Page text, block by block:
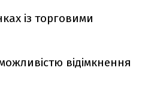
із торговими
відімкнення